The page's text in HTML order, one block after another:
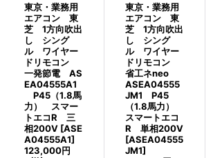
東京・業務用
エアコン 東
芝 1方向吹出
し シング
ル ワイヤー
ドリモコン
一発節電 AS
EA04555A1
P45（1.8馬
力） スマー
トエコR 三
相200V [ASE
A04555A1]
123,000円
東京・業務用
エアコン 東
芝 1方向吹出
し シング
ル ワイヤー
ドリモコン
省工ネneo
ASEA04555
JM1 P45
（1.8馬力）
スマートエコ
R 単相200V
[ASEA04555
JM1]